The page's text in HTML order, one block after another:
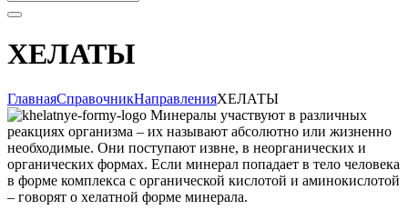
ХЕЛАТЫ
ГлавнаяСправочникНаправленияХЕЛАТЫ
Минералы участвуют в различных
реакциях организма – их называют абсолютно или жизненно
необходимые. Они поступают извне, в неорганических и
органических формах. Если минерал попадает в тело человека
в форме комплекса с органической кислотой и аминокислотой
– говорят о хелатной форме минерала.